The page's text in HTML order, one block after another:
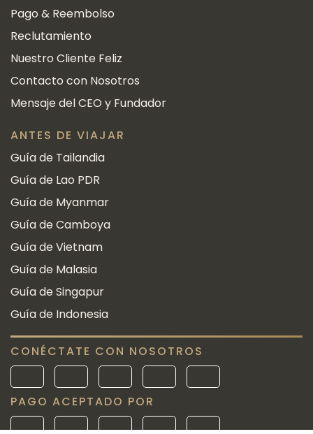
Pago & Reembolso
Reclutamiento
Nuestro Cliente Feliz
Contacto con Nosotros
Mensaje del CEO y Fundador
ANTES DE VIAJAR
Guía de Tailandia
Guía de Lao PDR
Guía de Myanmar
Guía de Camboya
Guía de Vietnam
Guía de Malasia
Guía de Singapur
Guía de Indonesia
CONÉCTATE CON NOSOTROS
PAGO ACEPTADO POR